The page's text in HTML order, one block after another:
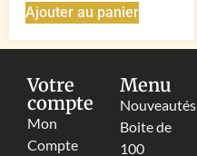
Ajouter au panier
Votre
compte
Mon
Compte
Menu
Nouveautés
Boite de
100